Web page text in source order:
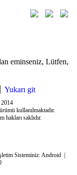
eminseniz, Lütfen,
Yukarı git
kullanılmaktadır.
saklıdır.
Sisteminiz:Android